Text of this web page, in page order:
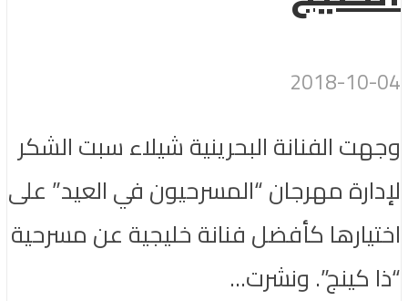
2018-10-04
وجهت الفنانة البحرينية شيلاء سبت الشكر
لإدارة مهرجان “المسرحيون في العيد” على
اختيارها كأفضل فنانة خليجية عن مسرحية
“ذا كينج”. ونشرت...